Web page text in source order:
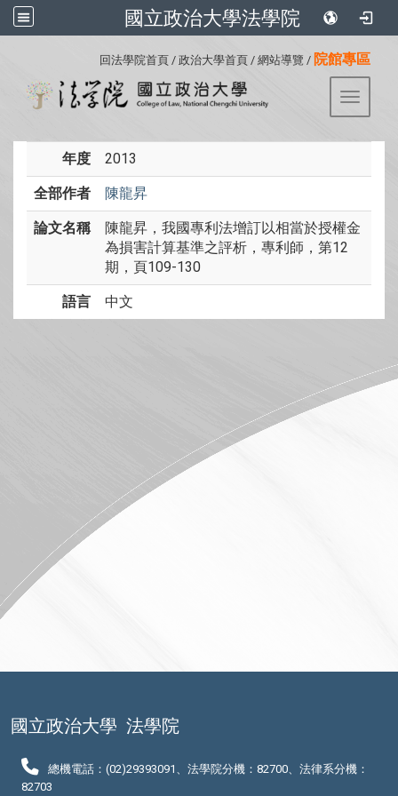
國立政治大學法學院
回法學院首頁 / 政治大學首頁 / 網站導覽 / 院館專區
Toggle
年度 2013
全部作者 陳龍昇
論文名稱
陳龍昇，我國專利法增訂以相當於授權金
為損害計算基準之評析，專利師，第12
期，頁109-130
語言 中文
國立政治大學 法學院
總機電話：(02)29393091、法學院分機：82700、法律系分機：
82703